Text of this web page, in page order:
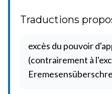
Traductions
excès du pouvoir
(contrairement à